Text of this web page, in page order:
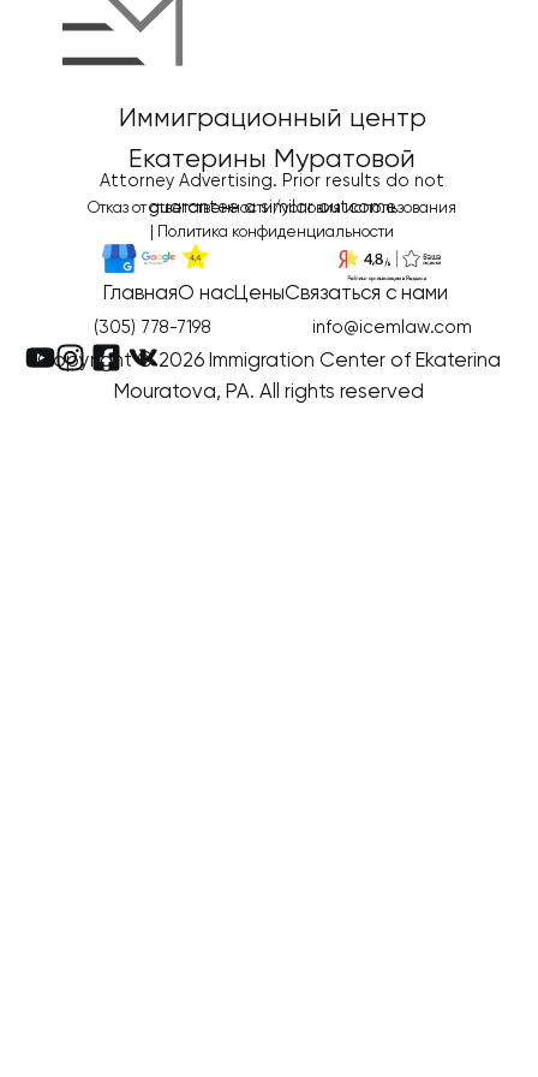
Иммиграционный центр
Екатерины Муратовой
Attorney Advertising. Prior results do not
guarantee a similar outcome
Отказ от ответственности/условия использования
Политика конфиденциальности
ГлавнаяО насЦеныСвязаться с нами
(305) 778-7198 info@icemlaw.com
Copyright © 2026 Immigration Center of Ekaterina
Mouratova, PA. All rights reserved